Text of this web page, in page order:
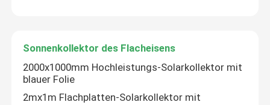
Solarthermischer Kocher
Sonnenkollektor des Flacheisens
2000x1000mm Hochleistungs-Solarkollektor mit
blauer Folie
2mx1m Flachplatten-Solarkollektor mit